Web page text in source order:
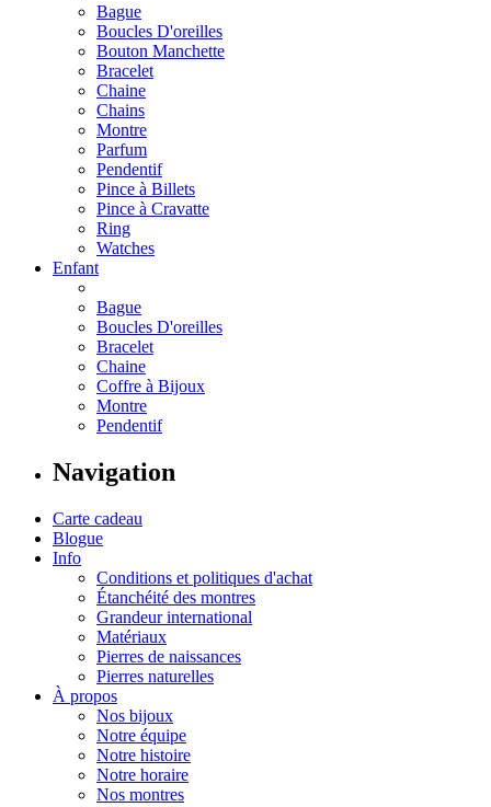
Bague
Boucles D'oreilles
Bouton Manchette
Bracelet
Chaine
Chains
Montre
Parfum
Pendentif
Pince à Billets
Pince à Cravatte
Ring
Watches
Enfant
Bague
Boucles D'oreilles
Bracelet
Chaine
Coffre à Bijoux
Montre
Pendentif
Navigation
Carte cadeau
Blogue
Info
Conditions et politiques d'achat
Étanchéité des montres
Grandeur international
Matériaux
Pierres de naissances
Pierres naturelles
À propos
Nos bijoux
Notre équipe
Notre histoire
Notre horaire
Nos montres